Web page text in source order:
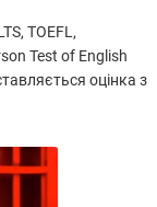
TOEFL,
Test of English
оцінка з